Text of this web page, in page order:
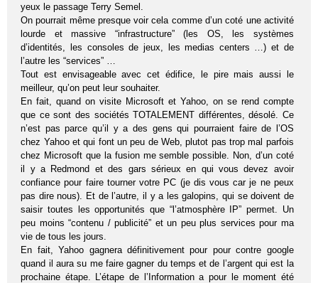
yeux le passage Terry Semel.
On pourrait même presque voir cela comme d’un coté une activité
lourde et massive “infrastructure” (les OS, les systèmes
d’identités, les consoles de jeux, les medias centers …) et de
l’autre les “services” …
Tout est envisageable avec cet édifice, le pire mais aussi le
meilleur, qu’on peut leur souhaiter.
En fait, quand on visite Microsoft et Yahoo, on se rend compte
que ce sont des sociétés TOTALEMENT différentes, désolé. Ce
n’est pas parce qu’il y a des gens qui pourraient faire de l’OS
chez Yahoo et qui font un peu de Web, plutot pas trop mal parfois
chez Microsoft que la fusion me semble possible. Non, d’un coté
il y a Redmond et des gars sérieux en qui vous devez avoir
confiance pour faire tourner votre PC (je dis vous car je ne peux
pas dire nous). Et de l’autre, il y a les galopins, qui se doivent de
saisir toutes les opportunités que “l’atmosphère IP” permet. Un
peu moins “contenu / publicité” et un peu plus services pour ma
vie de tous les jours.
En fait, Yahoo gagnera définitivement pour pour contre google
quand il aura su me faire gagner du temps et de l’argent qui est la
prochaine étape. L’étape de l’Information a pour le moment été